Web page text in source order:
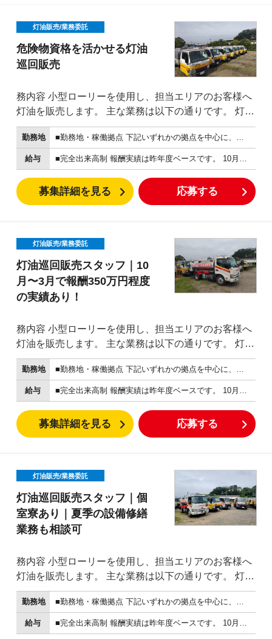
灯油販売/業務委託
危険物資格を活かせる灯油
巡回販売
務内容 小型ローリーを使用し、担当エリアのお客様へ
灯油を販売します。 主な業務は以下の通りです。 灯油
の巡回販売 固定エリアのお客様への販売対応 販売数量
の確認 安全確認 車両、設備の簡単な点検 売上、販売
数量の報告 担当エリアは原則固定です。 すでにユニー
オイルをご利用いただいているお客様も多く、地域に
根ざした販売活動ができます。 最初の1週間程度は経
験者が同乗し、販売方法、ルートの回り方、安全確
す。 ユニーオイルだからできる灯油販売 バロン・パー
ク株式会社は、愛知県内でユニーオイルを20店舗以上
運営しています。 知多・西三河エリアを中心に、ガソ
リンスタンド、車検、整備、車販売、配送、生活支援
サービスなど、地域密着の事業を展開しています。 灯
りがあるからこそ成り立っている仕事です。
勤務地
給与
募集詳細を見る 応募する
灯油販売/業務委託
灯油巡回販売スタッフ｜10
月〜3月で報酬350万円程度
の実績あり！
務内容 小型ローリーを使用し、担当エリアのお客様へ
灯油を販売します。 主な業務は以下の通りです。 灯油
の巡回販売 固定エリアのお客様への販売対応 販売数量
の確認 安全確認 車両、設備の簡単な点検 売上、販売
数量の報告 担当エリアは原則固定です。 すでにユニー
オイルをご利用いただいているお客様も多く、地域に
根ざした販売活動ができます。 最初の1週間程度は経
験者が同乗し、販売方法、ルートの回り方、安全確
す。
勤務地 ■勤務地・稼働拠点 下記いずれかの拠点を中心に、担当エリアを巡回します。 希望や担当エリア、募集状況を踏まえて決定します。 【ユニーオイル東浦店】 〒470-2102 愛知県知多郡東浦町大字緒川字桐池四区33-1 【ユニーオイル日進五色園店】 〒470-0103 愛知県日進市北新町殿ケ池中707-1 【ユニーオイル灯油宅配部 岡崎北斗基地】 〒444-2149 愛知県岡崎市細川町石田12-5 車通勤OKです。
給与 ■完全出来高制 報酬実績は昨年度ベースです。 10月〜3月のシーズン報酬は、平均的な方で350万円程度。 月平均にすると約58.3万円相当です。 中には、シーズン報酬400万円、500万円以上の報酬実績がある方もいます。 繁忙期には、単月で100万円以上の報酬実績がある方もいます。 稼働日については最低報酬があります。 •10月、11月、3月：日額10,000円以上 •12月、1月、2月：日額15,000円以上 ※報酬は販売数量、稼働日数、担当エリア、天候等により変動します。 ※上記は昨年度実績であり、報酬額を保証するものではありません。 ※詳細は面談時に説明します。
募集詳細を見る 応募する
灯油販売/業務委託
灯油巡回販売スタッフ｜個
室寮あり｜夏季の設備修繕
業務も相談可
務内容 小型ローリーを使用し、担当エリアのお客様へ
灯油を販売します。 主な業務は以下の通りです。 灯油
の巡回販売 固定エリアのお客様への販売対応 販売数量
の確認 安全確認 車両、設備の簡単な点検 売上、販売
数量の報告 担当エリアは原則固定です。 すでにユニー
オイルをご利用いただいているお客様も多く、地域に
勤務地 ■勤務地・稼働拠点 下記いずれかの拠点を中心に、担当エリアを巡回します。 希望や担当エリア、募集状況を踏まえて決定します。 【ユニーオイル東浦店】 〒470-2102 愛知県知多郡東浦町大字緒川字桐池四区33-1 【ユニーオイル日進五色園店】 〒470-0103 愛知県日進市北新町殿ケ池中707-1 【ユニーオイル灯油宅配部 岡崎北斗基地】 〒444-2149 愛知県岡崎市細川町石田12-5 車通勤OKです。
給与 ■完全出来高制 報酬実績は昨年度ベースです。 10月〜3月のシーズン報酬は、平均的な方で350万円程度。 月平均にすると約58.3万円相当です。 中には、シーズン報酬400万円、500万円以上の報酬実績がある方もいます。 繁忙期には、単月で100万円以上の報酬実績がある方もいます。 稼働日については最低報酬があります。 •10月、11月、3月：日額10,000円以上 •12月、1月、2月：日額15,000円以上 ※報酬は販売数量、稼働日数、担当エリア、天候等により変動します。 ※上記は昨年度実績であり、報酬額を保証するものではありません。 ※詳細は面談時に説明します。